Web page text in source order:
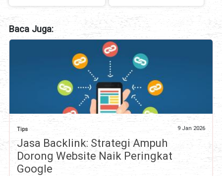
Baca Juga:
Tips 9 Jan 2026
Jasa Backlink: Strategi Ampuh
Dorong Website Naik Peringkat
Google